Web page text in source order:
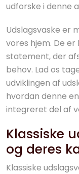
udforske i denne
Udslagsvaske er
vores hjem. De
statement, der
behov. Lad os
udviklingen af
hvordan denne
integreret del af
Klassiske
og deres
Klassiske